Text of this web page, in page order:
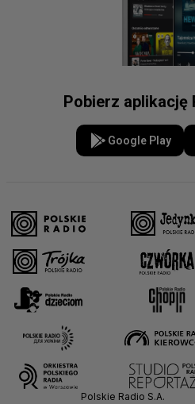
Pobierz aplikację
Google Play
Polskie Radio S.A.